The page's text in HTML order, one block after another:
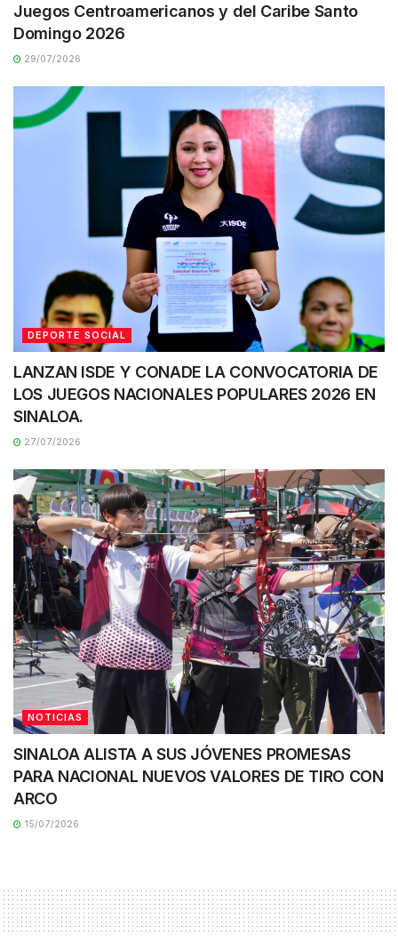
Juegos Centroamericanos y del Caribe Santo
Domingo 2026
29/07/2026
DEPORTE SOCIAL
LANZAN ISDE Y CONADE LA CONVOCATORIA DE
LOS JUEGOS NACIONALES POPULARES 2026 EN
SINALOA.
27/07/2026
NOTICIAS
SINALOA ALISTA A SUS JÓVENES PROMESAS
PARA NACIONAL NUEVOS VALORES DE TIRO CON
ARCO
15/07/2026